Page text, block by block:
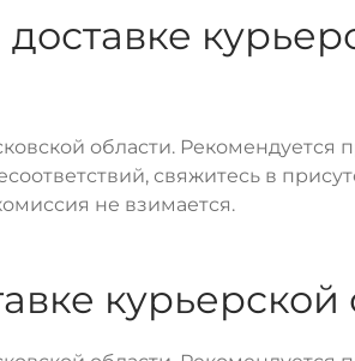
области. Рекомендуется
свяжитесь в
не взимается.
курьерской